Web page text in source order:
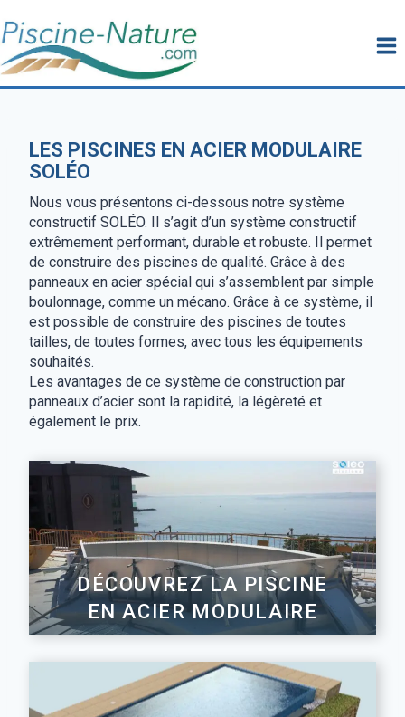
au
contenu
LES PISCINES EN ACIER MODULAIRE
SOLÉO
Nous vous présentons ci-dessous notre système
constructif SOLÉO. Il s’agit d’un système constructif
extrêmement performant, durable et robuste. Il permet
de construire des piscines de qualité. Grâce à des
panneaux en acier spécial qui s’assemblent par simple
boulonnage, comme un mécano. Grâce à ce système, il
est possible de construire des piscines de toutes
tailles, de toutes formes, avec tous les équipements
souhaités.
Les avantages de ce système de construction par
panneaux d’acier sont la rapidité, la légèreté et
également le prix.
DÉCOUVREZ LA PISCINE
EN ACIER MODULAIRE